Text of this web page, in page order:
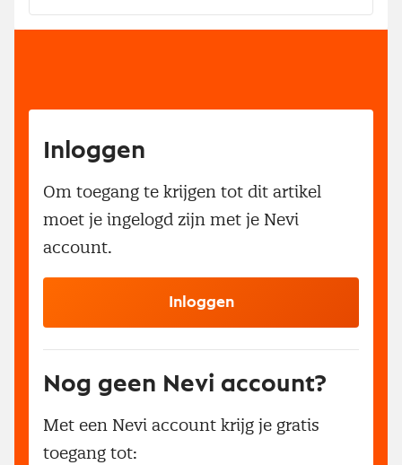
Inloggen
Om toegang te krijgen tot dit artikel
moet je ingelogd zijn met je Nevi
account.
Inloggen
Nog geen Nevi account?
Met een Nevi account krijg je gratis
toegang tot: